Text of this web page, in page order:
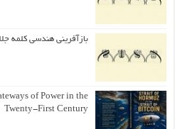
بازآفرینی هندسی کلمه
of Power in the
Twenty-First Century